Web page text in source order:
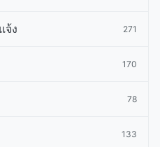
จ้ง 271
170
78
133